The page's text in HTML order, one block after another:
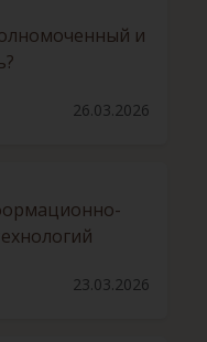
и
26.03.2026
23.03.2026